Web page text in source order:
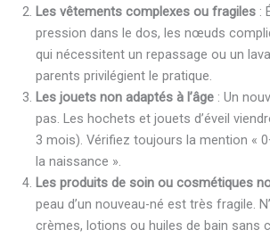
Les vêtements complexes ou fragiles :
pression dans le dos, les nœuds
qui nécessitent un repassage ou un
parents privilégient le pratique.
Les jouets non adaptés à l’âge : Un
pas. Les hochets et jouets d’éveil
3 mois). Vérifiez toujours la mention «
la naissance ».
Les produits de soin ou cosmétiques
peau d’un nouveau-né est très fragile.
crèmes, lotions ou huiles de bain sans